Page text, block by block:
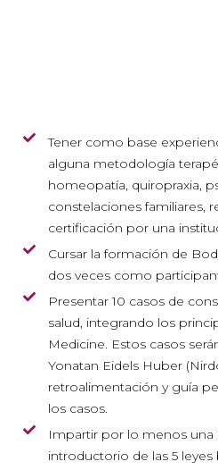
Tener como base
alguna metodología
homeopatía, quiropraxia,
constelaciones familiares,
certificación por una
Cursar la formación de
dos veces como
Presentar 10 casos de
salud, integrando los
Medicine. Estos casos
Yonatan Eidels Huber
retroalimentación y guía
los casos.
Impartir por lo menos
introductorio de las 5